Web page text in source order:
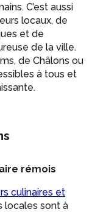
C’est aussi
locaux, de
et de
de la ville.
de Châlons ou
à tous et
rémois
culinaires et
locales sont à